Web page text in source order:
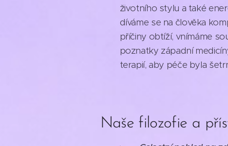
životního stylu a také
díváme se na člověka
příčiny obtíží, vnímáme
poznatky západní
terapií, aby péče byla
Naše filozofie a